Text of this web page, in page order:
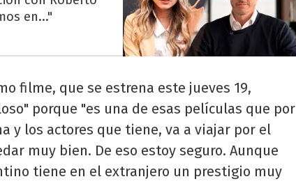
en..."
filme, que se estrena este jueves 19,
porque "es una de esas películas que por
y los actores que tiene, va a viajar por el
muy bien. De eso estoy seguro. Aunque
tiene en el extranjero un prestigio muy